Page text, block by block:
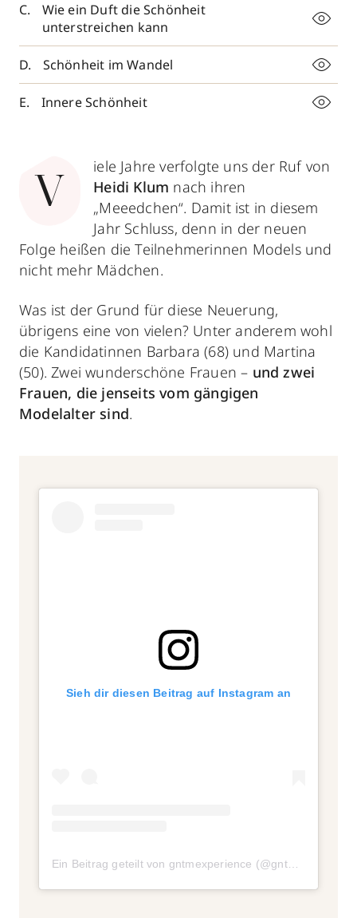
Wie ein Duft die Schönheit
unterstreichen kann
Schönheit im Wandel
Innere Schönheit
V
iele Jahre verfolgte uns der Ruf von
Heidi Klum nach ihren
„Meeedchen“. Damit ist in diesem
Jahr Schluss, denn in der neuen
Folge heißen die Teilnehmerinnen Models und
nicht mehr Mädchen.
Was ist der Grund für diese Neuerung,
übrigens eine von vielen? Unter anderem wohl
die Kandidatinnen Barbara (68) und Martina
(50). Zwei wunderschöne Frauen – und zwei
Frauen, die jenseits vom gängigen
Modelalter sind.
Sieh dir diesen Beitrag auf Instagram an
Ein Beitrag geteilt von gntmexperience (@gntmexperience)